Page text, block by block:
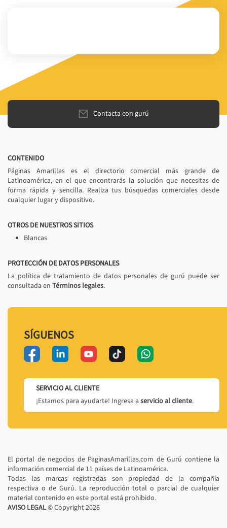
Contacta con gurú
CONTENIDO
Páginas Amarillas es el directorio comercial más grande de
Latinoamérica, en el que encontrarás la solución que necesitas de
forma rápida y sencilla. Realiza tus búsquedas comerciales desde
cualquier lugar y dispositivo.
OTROS DE NUESTROS SITIOS
Blancas
PROTECCIÓN DE DATOS PERSONALES
La política de tratamiento de datos personales de gurú puede ser
consultada en Términos legales.
SÍGUENOS
SERVICIO AL CLIENTE
¡Estamos para ayudarte! Ingresa a servicio al cliente.
El portal de negocios de PaginasAmarillas.com de Gurú contiene la
información comercial de 11 países de Latinoamérica.
Todas las marcas registradas son propiedad de la compañía
respectiva o de Gurú. La reproducción total o parcial de cualquier
material contenido en este portal está prohibido.
AVISO LEGAL© Copyright2026